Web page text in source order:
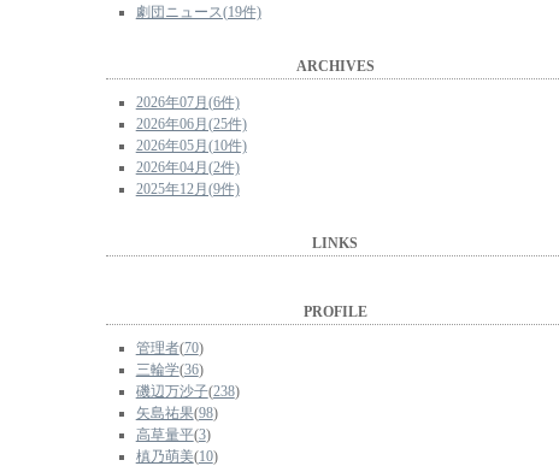
劇団ニュース(19件)
ARCHIVES
2026年07月(6件)
2026年06月(25件)
2026年05月(10件)
2026年04月(2件)
2025年12月(9件)
LINKS
PROFILE
管理者(70)
三輪学(36)
磯辺万沙子(238)
矢島祐果(98)
高草量平(3)
槙乃萌美(10)